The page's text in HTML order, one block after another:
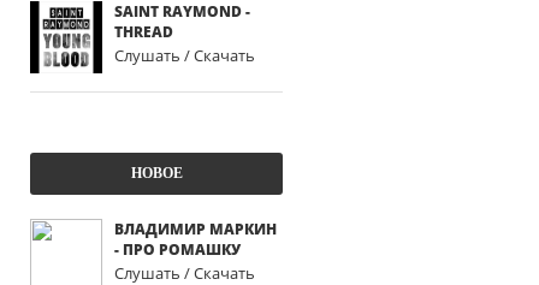
SAINT RAYMOND -
THREAD
Слушать / Скачать
НОВОЕ
ВЛАДИМИР МАРКИН
- ПРО РОМАШКУ
Слушать / Скачать